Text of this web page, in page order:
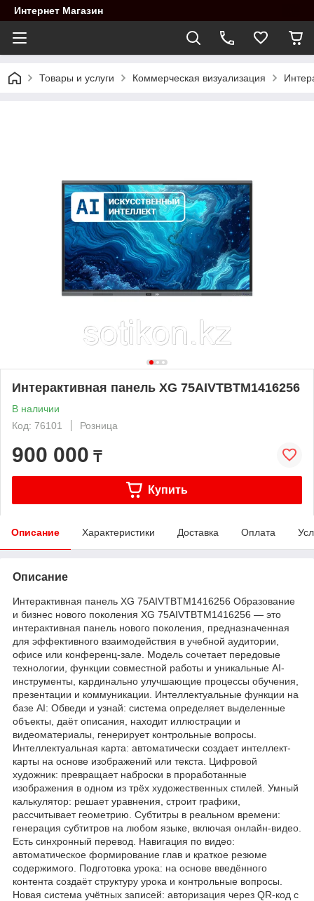
Интернет Магазин
Товары и услуги Коммерческая визуализация
Интерактивная панель XG 75AIVTBTM1416256
В наличии
Код: 76101
Розница
900 000 ₸
Купить
Описание Характеристики Доставка Оплата
Описание
Интерактивная панель XG 75AIVTBTM1416256 Образование
и бизнес нового поколения XG 75AIVTBTM1416256 — это
интерактивная панель нового поколения, предназначенная
для эффективного взаимодействия в учебной аудитории,
офисе или конференц-зале. Модель сочетает передовые
технологии, функции совместной работы и уникальные AI-
инструменты, кардинально улучшающие процессы обучения,
презентации и коммуникации. Интеллектуальные функции на
базе AI: Обведи и узнай: система определяет выделенные
объекты, даёт описания, находит иллюстрации и
видеоматериалы, генерирует контрольные вопросы.
Интеллектуальная карта: автоматически создает интеллект-
карты на основе изображений или текста. Цифровой
художник: превращает наброски в проработанные
изображения в одном из трёх художественных стилей. Умный
калькулятор: решает уравнения, строит графики,
рассчитывает геометрию. Субтитры в реальном времени:
генерация субтитров на любом языке, включая онлайн-видео.
Есть синхронный перевод. Навигация по видео:
автоматическое формирование глав и краткое резюме
содержимого. Подготовка урока: на основе введённого
контента создаёт структуру урока и контрольные вопросы.
Новая система учётных записей: авторизация через QR-код с